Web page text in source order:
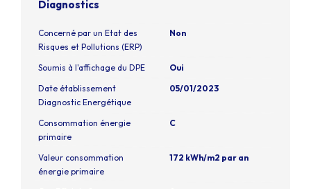
Diagnostics
Concerné par un Etat des
Risques et Pollutions (ERP)
Non
Soumis à l'affichage du DPE
Oui
Date établissement
Diagnostic Energétique
05/01/2023
Consommation énergie
primaire
C
Valeur consommation
énergie primaire
172 kWh/m2 par an